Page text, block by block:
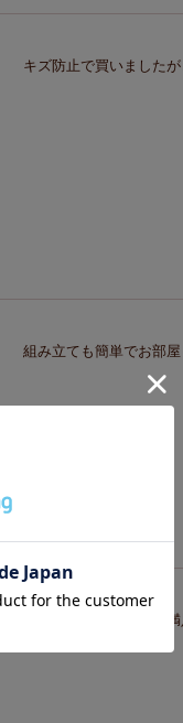
キズ防止で買いました
組み立ても簡単でお部
ウサギの柄も可愛くて